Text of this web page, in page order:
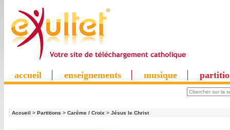
accueil enseignements musique
Accueil > Partitions > Carême / Croix > Jésus le Christ